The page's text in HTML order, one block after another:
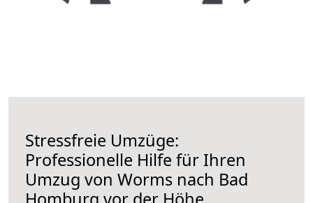
Stressfreie Umzüge:
Professionelle Hilfe für Ihren
Umzug von Worms nach Bad